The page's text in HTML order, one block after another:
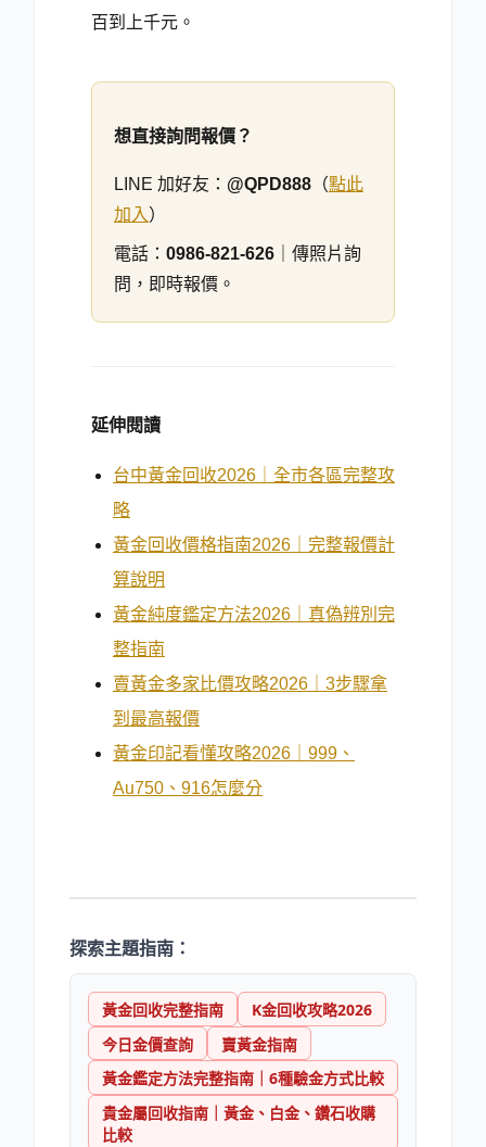
百到上千元。
想直接詢問報價？
LINE 加好友： @QPD888 （點此
加入 ）
電話： 0986-821-626 ｜傳照片詢
問，即時報價。
延伸閱讀
台中黃金回收2026｜全市各區完整攻
略
黃金回收價格指南2026｜完整報價計
算說明
黃金純度鑑定方法2026｜真偽辨別完
整指南
賣黃金多家比價攻略2026｜3步驟拿
到最高報價
黃金印記看懂攻略2026｜999、
Au750、916怎麼分
探索主題指南：
黃金回收完整指南
K金回收攻略2026
今日金價查詢
賣黃金指南
黃金鑑定方法完整指南｜6種驗金方式比較
貴金屬回收指南｜黃金、白金、鑽石收購
比較